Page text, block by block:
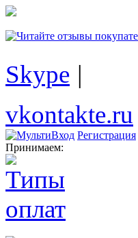
Skype |
vkontakte.ru
Регистрация
Принимаем: